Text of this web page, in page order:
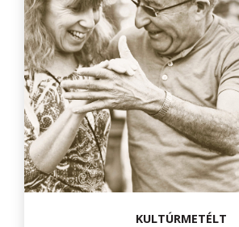
KULTÚRMETÉLT